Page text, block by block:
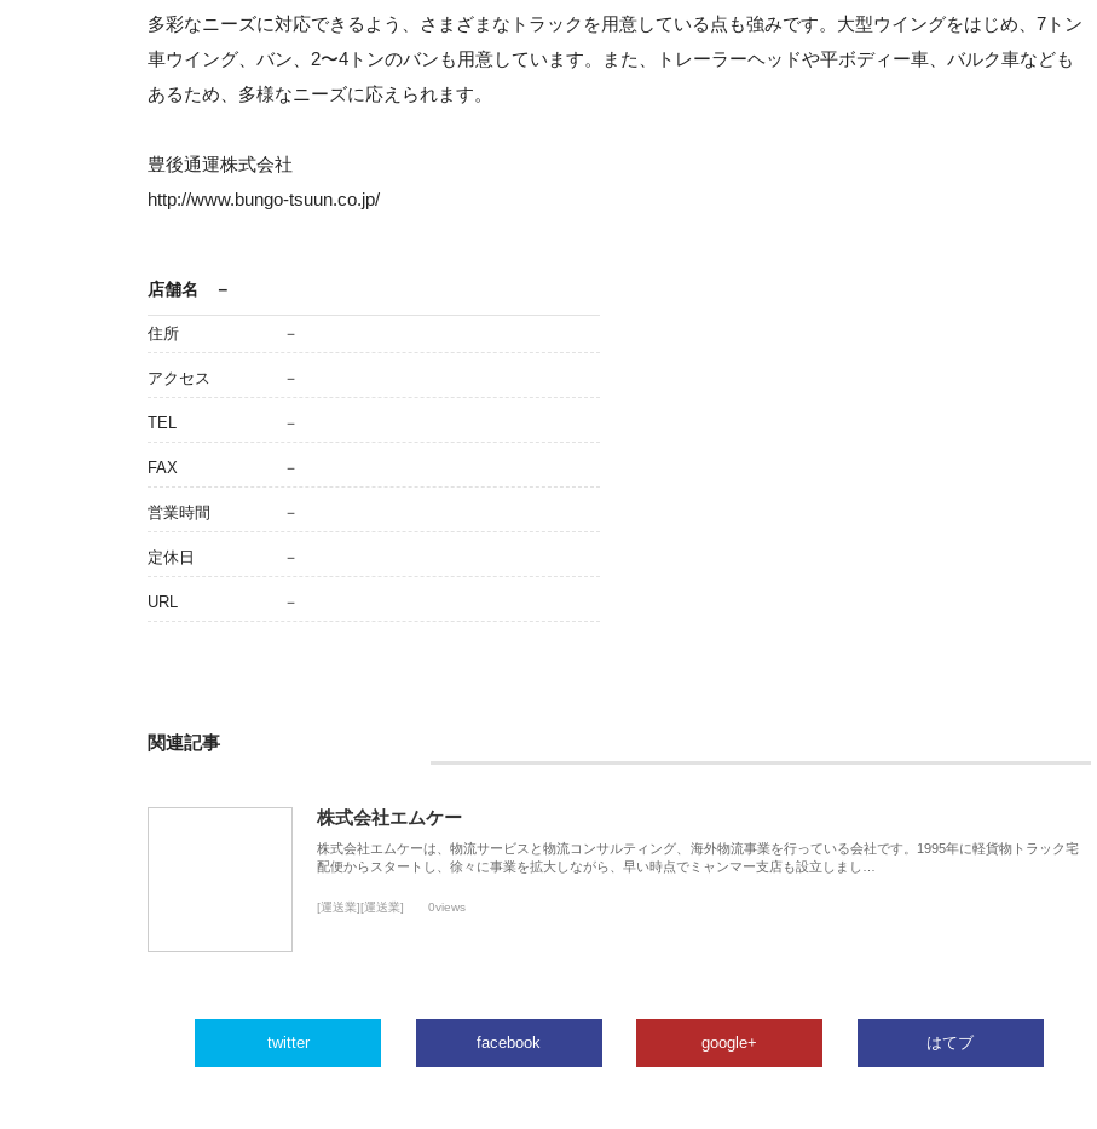
多彩なニーズに対応できるよう、さまざまなトラックを用意している点も強みです。大型ウイングをはじめ、7トン
車ウイング、バン、2〜4トンのバンも用意しています。また、トレーラーヘッドや平ボディー車、バルク車なども
あるため、多様なニーズに応えられます。
豊後通運株式会社
http://www.bungo-tsuun.co.jp/
店舗名 －
住所 －
アクセス －
TEL －
FAX －
営業時間 －
定休日 －
URL －
関連記事
株式会社エムケー
株式会社エムケーは、物流サービスと物流コンサルティング、海外物流事業を行っている会社です。1995年に軽貨物トラック宅
配便からスタートし、徐々に事業を拡大しながら、早い時点でミャンマー支店も設立しまし…
[運送業][運送業] 0views
twitter facebook google+ はてブ